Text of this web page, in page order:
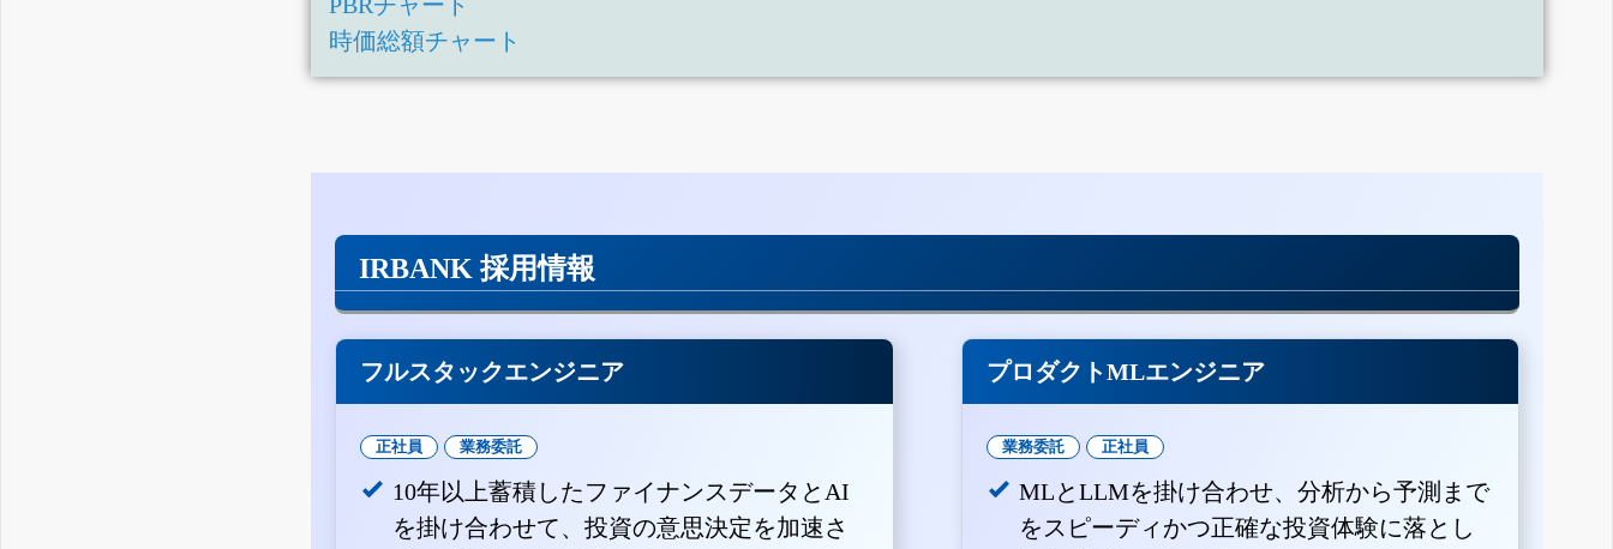
時価総額チャート
IRBANK 採用情報
フルスタックエンジニア
正社員 業務委託
10年以上蓄積したファイナンスデータとAI
を掛け合わせて、投資の意思決定を加速さ
プロダクトMLエンジニア
業務委託 正社員
MLとLLMを掛け合わせ、分析から予測まで
をスピーディかつ正確な投資体験に落とし